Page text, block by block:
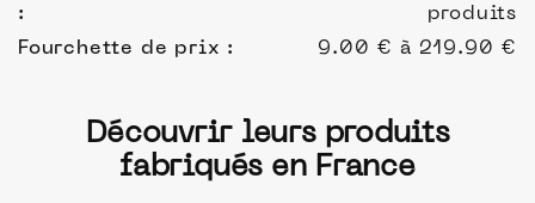
:
produits
Fourchette de prix :
9.00 € à 219.90 €
Découvrir leurs produits
fabriqués en France